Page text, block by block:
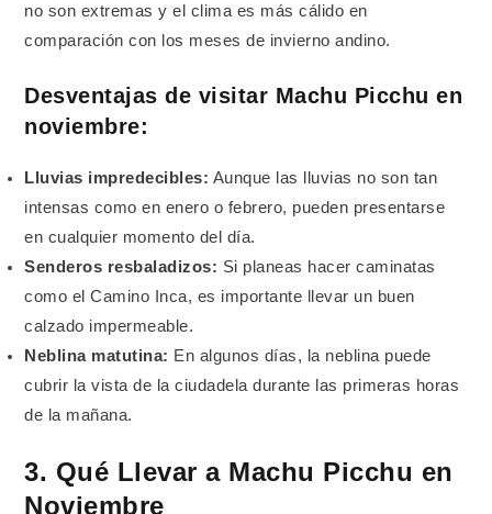
no son extremas y el clima es más cálido en
comparación con los meses de invierno andino.
Desventajas de visitar Machu Picchu en
noviembre:
Lluvias impredecibles: Aunque las lluvias no son tan
intensas como en enero o febrero, pueden presentarse
en cualquier momento del día.
Senderos resbaladizos: Si planeas hacer caminatas
como el Camino Inca, es importante llevar un buen
calzado impermeable.
Neblina matutina: En algunos días, la neblina puede
cubrir la vista de la ciudadela durante las primeras horas
de la mañana.
3. Qué Llevar a Machu Picchu en
Noviembre